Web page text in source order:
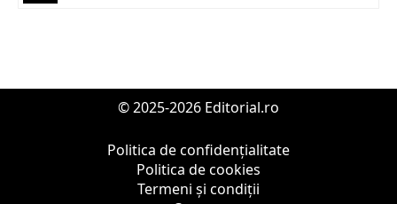
© 2025-2026 Editorial.ro
Politica de confidențialitate
Politica de cookies
Termeni și condiții